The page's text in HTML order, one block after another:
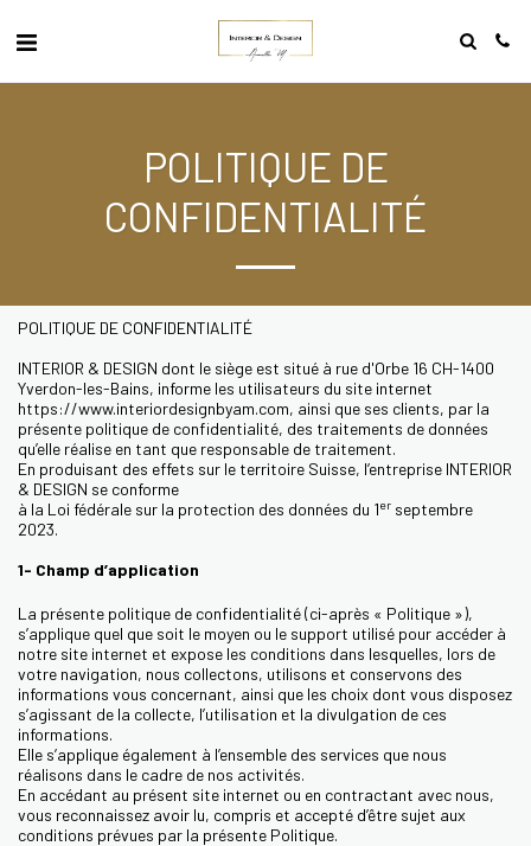
POLITIQUE DE
CONFIDENTIALITÉ
POLITIQUE DE CONFIDENTIALITÉ
INTERIOR & DESIGN dont le siège est situé à rue d'Orbe 16 CH-1400
Yverdon-les-Bains, informe les utilisateurs du site internet
https://www.interiordesignbyam.com, ainsi que ses clients, par la
présente politique de confidentialité, des traitements de données
qu’elle réalise en tant que responsable de traitement.
En produisant des effets sur le territoire Suisse, l’entreprise INTERIOR
& DESIGN se conforme
à la Loi fédérale sur la protection des données du 1er septembre
2023.
1- Champ d’application
La présente politique de confidentialité (ci-après « Politique »),
s’applique quel que soit le moyen ou le support utilisé pour accéder à
notre site internet et expose les conditions dans lesquelles, lors de
votre navigation, nous collectons, utilisons et conservons des
informations vous concernant, ainsi que les choix dont vous disposez
s’agissant de la collecte, l’utilisation et la divulgation de ces
informations.
Elle s’applique également à l’ensemble des services que nous
réalisons dans le cadre de nos activités.
En accédant au présent site internet ou en contractant avec nous,
vous reconnaissez avoir lu, compris et accepté d’être sujet aux
conditions prévues par la présente Politique.